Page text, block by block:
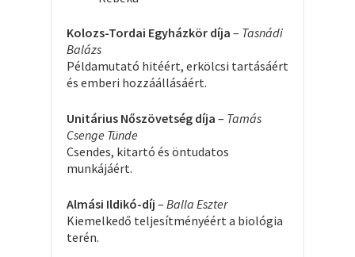
Kolozs-Tordai Egyházkör díja – Tasnádi
Balázs
Példamutató hitéért, erkölcsi tartásáért
és emberi hozzáállásáért.
Unitárius Nőszövetség díja – Tamás
Csenge Tünde
Csendes, kitartó és öntudatos
munkájáért.
Almási Ildikó-díj – Balla Eszter
Kiemelkedő teljesítményéért a biológia
terén.